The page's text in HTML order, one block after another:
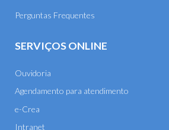
Perguntas Frequentes
SERVIÇOS ONLINE
Ouvidoria
Agendamento para atendimento
e-Crea
Intranet